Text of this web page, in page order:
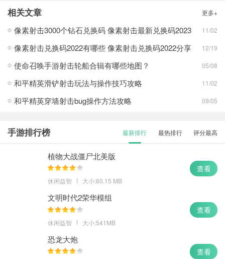
全境危机
狙击行动代号猎鹰 查看
相关文章 更多+
像素射击3000个钻石兑换码 像素射击最新兑换码2023 11/02
像素射击兑换码2022有哪些 像素射击兑换码2022分享 12/19
使命召唤手游射击轮船合辑有哪些地图？ 05/08
和平精英滑铲射击玩法与操作技巧攻略 11/02
和平精英穿墙射击bug操作方法攻略 09/05
手游排行榜 最新排行 最热排行 评分最高
植物大战僵尸北美版
休闲益智 大小:60.15 MB
查看
文明时代2荣华模组
休闲益智 大小:541MB
查看
恐龙大炮
查看